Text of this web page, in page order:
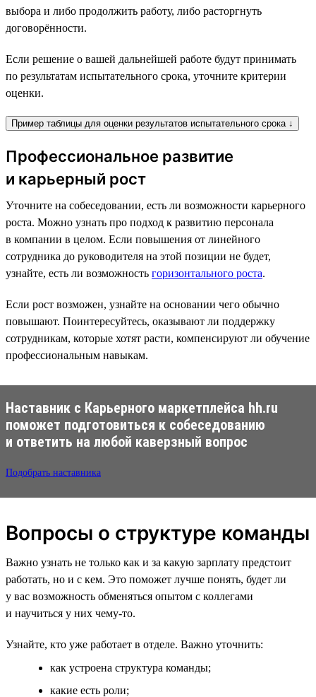
выбора и либо продолжить работу, либо расторгнуть
договорённости.
Если решение о вашей дальнейшей работе будут принимать
по результатам испытательного срока, уточните критерии
оценки.
Пример таблицы для оценки результатов испытательного срока ↓
Профессиональное развитие
и карьерный рост
Уточните на собеседовании, есть ли возможности карьерного
роста. Можно узнать про подход к развитию персонала
в компании в целом. Если повышения от линейного
сотрудника до руководителя на этой позиции не будет,
узнайте, есть ли возможность горизонтального роста.
Если рост возможен, узнайте на основании чего обычно
повышают. Поинтересуйтесь, оказывают ли поддержку
сотрудникам, которые хотят расти, компенсируют ли обучение
профессиональным навыкам.
Наставник с Карьерного маркетплейса hh.ru
поможет подготовиться к собеседованию
и ответить на любой каверзный вопрос
Подобрать наставника
Вопросы о структуре команды
Важно узнать не только как и за какую зарплату предстоит
работать, но и с кем. Это поможет лучше понять, будет ли
у вас возможность обменяться опытом с коллегами
и научиться у них чему-то.
Узнайте, кто уже работает в отделе. Важно уточнить:
как устроена структура команды;
какие есть роли;